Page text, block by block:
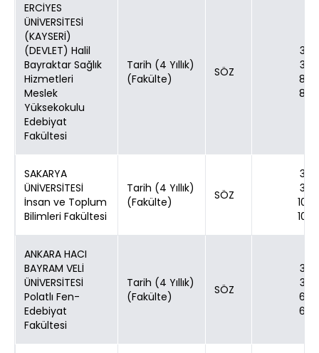
ERCİYES
ÜNİVERSİTESİ
(KAYSERİ)
(DEVLET) Halil
Bayraktar Sağlık
Hizmetleri
Meslek
Yüksekokulu
Edebiyat
Fakültesi
Tarih (4 Yıllık)
(Fakülte)
SÖZ
30
30
80
80
SAKARYA
ÜNİVERSİTESİ
İnsan ve Toplum
Bilimleri Fakültesi
Tarih (4 Yıllık)
(Fakülte)
SÖZ
30
30
100
100
ANKARA HACI
BAYRAM VELİ
ÜNİVERSİTESİ
Polatlı Fen-
Edebiyat
Fakültesi
Tarih (4 Yıllık)
(Fakülte)
SÖZ
30
30
60
60